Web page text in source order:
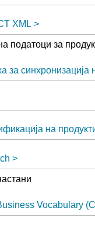
XML
податоци за
за синхронизација
на
Vocabulary